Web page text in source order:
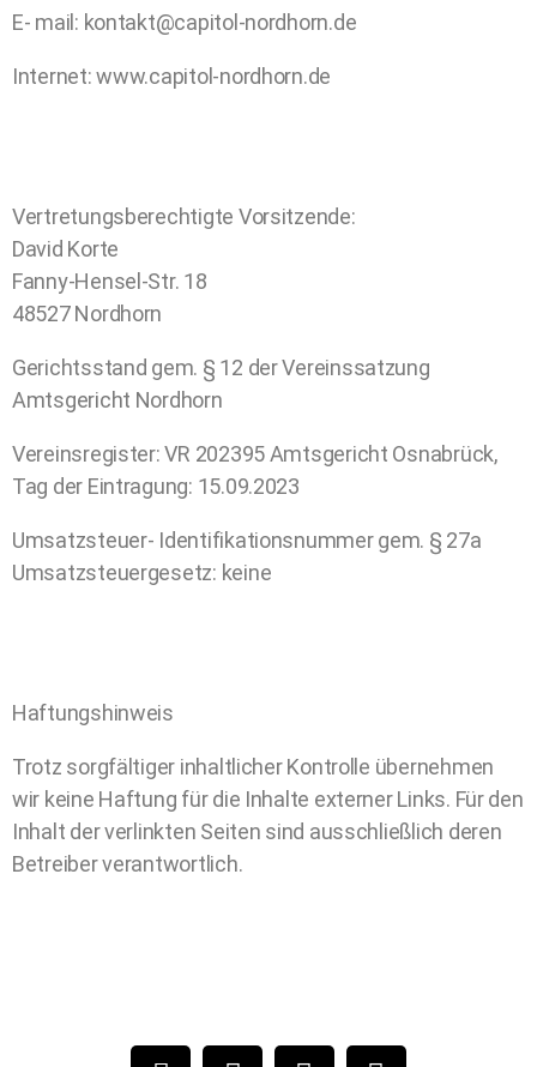
E- mail: kontakt@capitol-nordhorn.de
Internet: www.capitol-nordhorn.de
Vertretungsberechtigte Vorsitzende:
David Korte
Fanny-Hensel-Str. 18
48527 Nordhorn
Gerichtsstand gem. § 12 der Vereinssatzung
Amtsgericht Nordhorn
Vereinsregister: VR 202395 Amtsgericht Osnabrück,
Tag der Eintragung: 15.09.2023
Umsatzsteuer- Identifikationsnummer gem. § 27a
Umsatzsteuergesetz: keine
Haftungshinweis
Trotz sorgfältiger inhaltlicher Kontrolle übernehmen
wir keine Haftung für die Inhalte externer Links. Für den
Inhalt der verlinkten Seiten sind ausschließlich deren
Betreiber verantwortlich.